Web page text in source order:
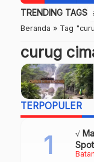
TRENDING TAGS
Beranda » Tag
curug
TERPOPULER
√